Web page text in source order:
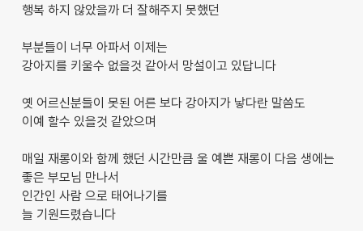
행복 하지 않았을까 더 잘해주지 못했던
부분들이 너무 아파서 이제는
강아지를 키울수 없을것 같아서 망설이고 있답니다
옛 어르신분들이 못된 어른 보다 강아지가 낳다란 말씀도
이예 할수 있을것 같았으며
매일 재롱이와 함께 했던 시간만큼 울 예쁜 재롱이 다음 생에는
좋은 부모님 만나서
인간인 사람 으로 태어나기를
늘 기원드렸습니다